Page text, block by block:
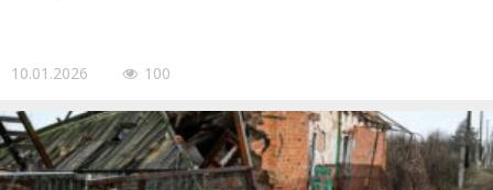
10.01.2026 100